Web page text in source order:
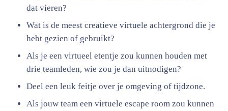
dat vieren?
Wat is de meest creatieve virtuele achtergrond die je
hebt gezien of gebruikt?
Als je een virtueel etentje zou kunnen houden met
drie teamleden, wie zou je dan uitnodigen?
Deel een leuk feitje over je omgeving of tijdzone.
Als jouw team een virtuele escape room zou kunnen